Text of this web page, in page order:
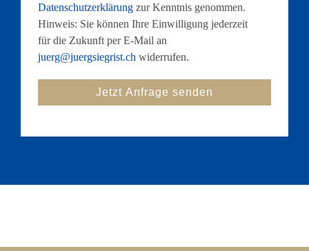
Datenschutzerklärungzur Kenntnis genommen.
Hinweis: Sie können Ihre Einwilligung jederzeit
für die Zukunft per E-Mail an
juerg@juergsiegrist.ch widerrufen.